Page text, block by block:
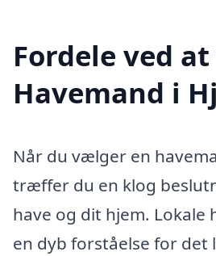
Fordele ved
Havemand i
Når du vælger en
træffer du en klog
have og dit hjem.
en dyb forståelse for det